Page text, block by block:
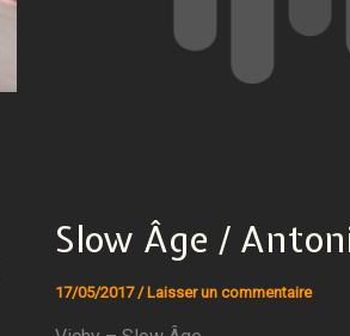
Slow Âge /
17/05/2017 /Laisser un commentaire